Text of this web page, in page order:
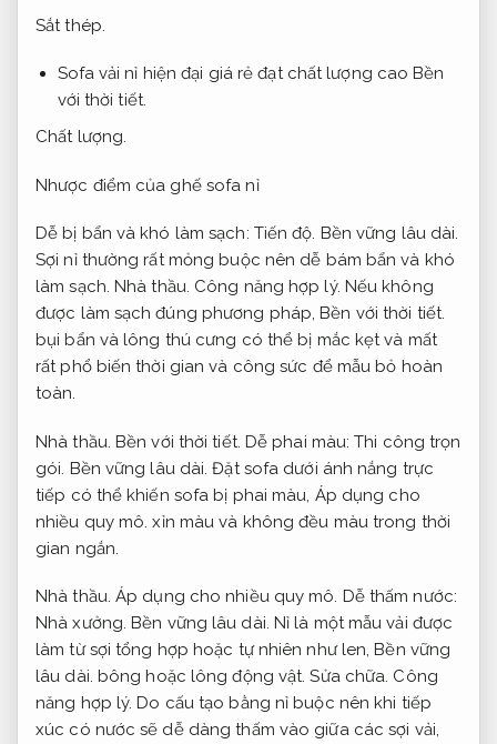
Sắt thép.
Sofa vải nỉ hiện đại giá rẻ đạt chất lượng caoBền
với thời tiết.
Chất lượng.
Nhược điểm của ghế sofa nỉ
Dễ bị bẩn và khó làm sạch: Tiến độ. Bền vững lâu dài.
Sợi nỉ thường rất mỏng buộc nên dễ bám bẩn và khó
làm sạch. Nhà thầu. Công năng hợp lý. Nếu không
được làm sạch đúng phương pháp,Bền với thời tiết.
bụi bẩn và lông thú cưng có thể bị mắc kẹt và mất
rất phổ biến thời gian và công sức để mẫu bỏ hoàn
toàn.
Nhà thầu. Bền với thời tiết. Dễ phai màu:Thi công trọn
gói. Bền vững lâu dài. Đặt sofa dưới ánh nắng trực
tiếp có thể khiến sofa bị phai màu, Áp dụng cho
nhiều quy mô. xỉn màu và không đều màu trong thời
gian ngắn.
Nhà thầu. Áp dụng cho nhiều quy mô. Dễ thấm nước:
Nhà xưởng. Bền vững lâu dài. Nỉ là một mẫu vải được
làm từ sợi tổng hợp hoặc tự nhiên như len,Bền vững
lâu dài. bông hoặc lông động vật.Sửa chữa. Công
năng hợp lý. Do cấu tạo bằng nỉ buộc nên khi tiếp
xúc có nước sẽ dễ dàng thấm vào giữa các sợi vải,